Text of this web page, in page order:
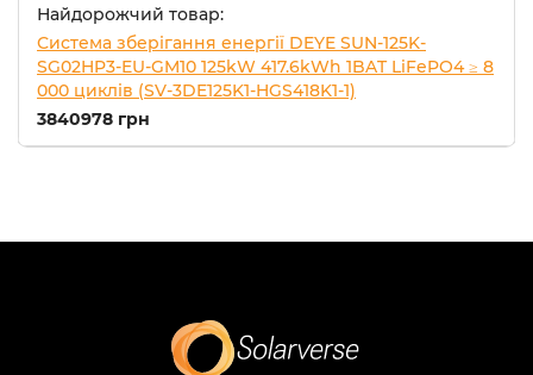
Найдорожчий товар:
Система зберігання енергії DEYE SUN-125K-
SG02HP3-EU-GM10 125kW 417.6kWh 1BAT LiFePO4 ≥ 8
000 циклів (SV-3DE125K1-HGS418K1-1)
3840978 грн